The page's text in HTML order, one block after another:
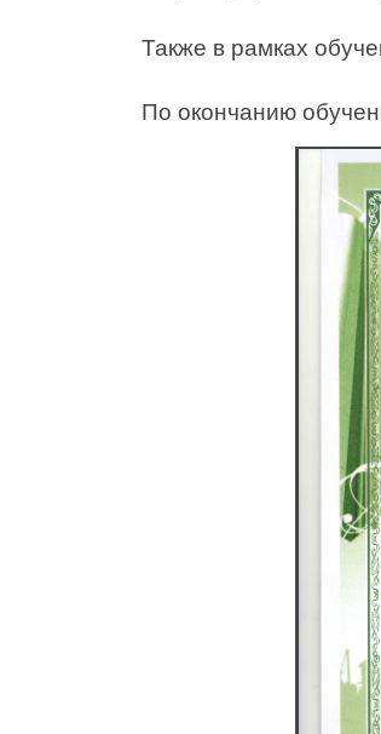
Также в рамках
По окончанию